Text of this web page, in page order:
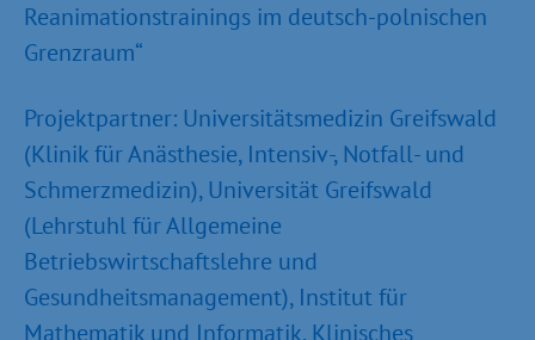
Reanimationstrainings im deutsch-polnischen
Grenzraum“
Projektpartner: Universitätsmedizin Greifswald
(Klinik für Anästhesie, Intensiv-, Notfall- und
Schmerzmedizin), Universität Greifswald
(Lehrstuhl für Allgemeine
Betriebswirtschaftslehre und
Gesundheitsmanagement), Institut für
Mathematik und Informatik, Klinisches